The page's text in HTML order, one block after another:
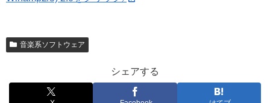
音楽系ソフトウェア
シェアする